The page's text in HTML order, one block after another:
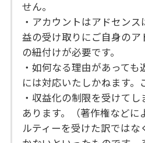
せん。
・アカウントはアドセン
益の受け取りにご自身のア
の紐付けが必要です。
・如何なる理由があって
には対応いたしかねます。
・収益化の制限を受けて
あります。（著作権などに
ルティーを受けた訳では